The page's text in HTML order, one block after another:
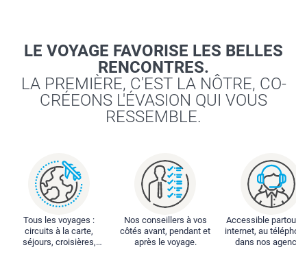
LE VOYAGE FAVORISE LES BELLES
RENCONTRES.
LA PREMIÈRE, C'EST LA NÔTRE, CO-
CRÉEONS L'ÉVASION QUI VOUS
RESSEMBLE.
Tous les voyages :
circuits à la carte,
séjours, croisières,
Nos conseillers à vos
côtés avant, pendant et
après le voyage.
Accessible partout :
internet, au
dans nos